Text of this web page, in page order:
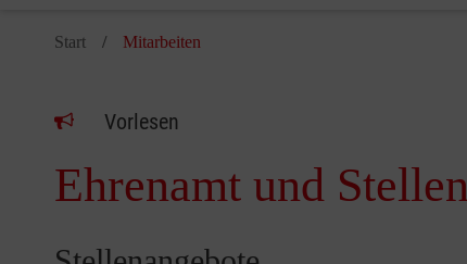
Start Mitarbeiten
Vorlesen
Ehrenamt und